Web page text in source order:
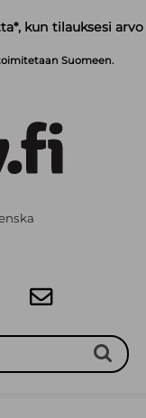
kun tilauksesi arvo
Suomeen.